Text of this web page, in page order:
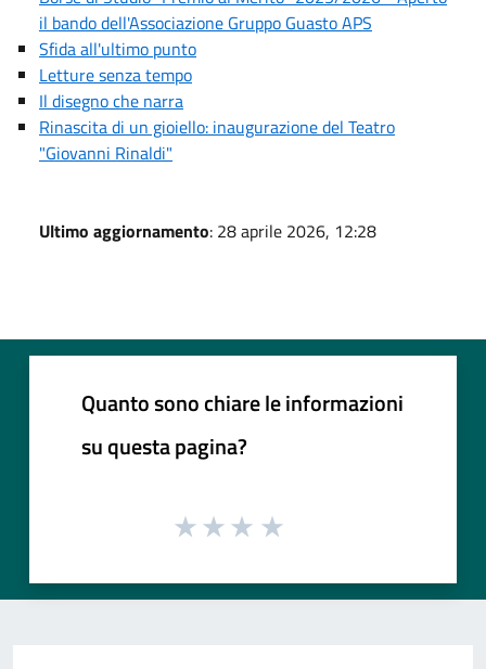
il bando dell'Associazione Gruppo Guasto APS
Sfida all'ultimo punto
Letture senza tempo
Il disegno che narra
Rinascita di un gioiello: inaugurazione del Teatro
"Giovanni Rinaldi"
Ultimo aggiornamento: 28 aprile 2026, 12:28
Quanto sono chiare le informazioni
su questa pagina?